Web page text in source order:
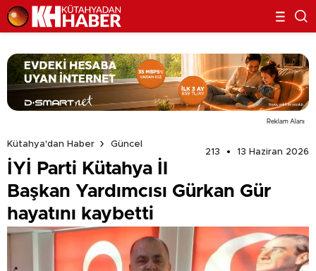
Reklam Alanı
Kütahya'dan Haber
Güncel
213
13 Haziran 2026
İYİ Parti Kütahya İl
Başkan Yardımcısı Gürkan Gür
hayatını kaybetti